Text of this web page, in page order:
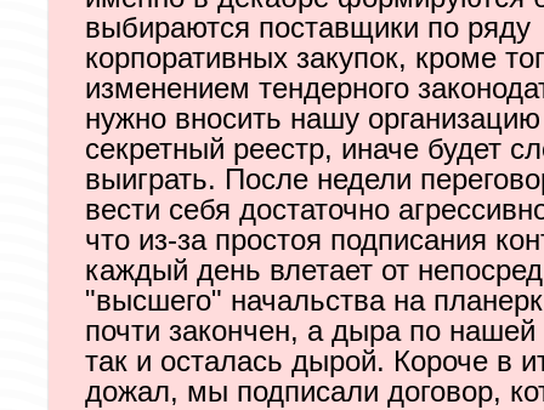
выбираются поставщики по ряду
корпоративных закупок, кроме
изменением тендерного
нужно вносить нашу
секретный реестр, иначе будет
выиграть. После недели
вести себя достаточно
что из-за простоя подписания
каждый день влетает от
"высшего" начальства на
почти закончен, а дыра по нашей
так и осталась дырой. Короче в
дожал, мы подписали договор,